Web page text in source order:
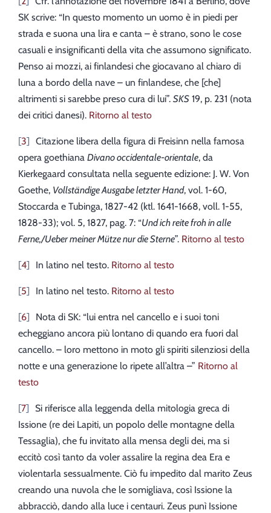
SK scrive: “In questo momento un uomo è in piedi per
strada e suona una lira e canta – è strano, sono le cose
casuali e insignificanti della vita che assumono significato.
Penso ai mozzi, ai finlandesi che giocavano al chiaro di
luna a bordo della nave – un finlandese, che [che]
altrimenti si sarebbe preso cura di lui”. SKS 19, p. 231 (nota
dei critici danesi). Ritorno al testo
3
Citazione libera della figura di Freisinn nella famosa
opera goethiana Divano occidentale-orientale, da
Kierkegaard consultata nella seguente edizione: J. W. Von
Goethe, Vollständige Ausgabe letzter Hand, vol. 1-60,
Stoccarda e Tubinga, 1827-42 (ktl. 1641-1668, voll. 1-55,
1828-33); vol. 5, 1827, pag. 7: “Und ich reite froh in alle
Ferne,/Ueber meiner Mütze nur die Sterne”. Ritorno al testo
4 In latino nel testo. Ritorno al testo
5 In latino nel testo. Ritorno al testo
6
Nota di SK: “lui entra nel cancello e i suoi toni
echeggiano ancora più lontano di quando era fuori dal
cancello. – loro mettono in moto gli spiriti silenziosi della
notte e una generazione lo ripete all’altra –” Ritorno al
testo
7
Si riferisce alla leggenda della mitologia greca di
Issione (re dei Lapiti, un popolo delle montagne della
Tessaglia), che fu invitato alla mensa degli dei, ma si
eccitò così tanto da voler assalire la regina dea Era e
violentarla sessualmente. Ciò fu impedito dal marito Zeus
creando una nuvola che le somigliava, così Issione la
abbracciò, dando alla luce i centauri. Zeus punì Issione